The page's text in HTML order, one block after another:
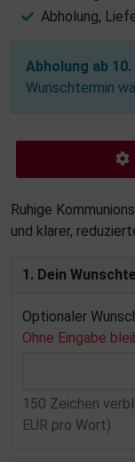
Abholung,
Abholung ab
Wunschtermin
Ruhige
und klarer,
1. Dein
Optionaler
Ohne Eingabe
150 Zeichen
EUR pro Wort)